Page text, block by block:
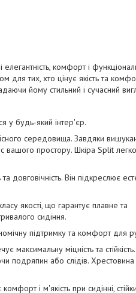
комфорт і
для тих, хто цінує якість та
йому стильний і сучасний
у будь-який інтер'єр.
середовища. Завдяки
вашого простору. Шкіра Split легко
довговічність. Він підкреслює
якості, що гарантує плавне та
сидіння.
підтримку та комфорт для
максимальну міцність та стійкість.
подряпин або слідів. Хрестовина
і м'якість при сидінні,